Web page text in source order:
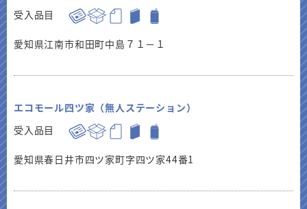
受入品目
愛知県江南市和田町中島７１－１
エコモール四ツ家（無人ステーション）
受入品目
愛知県春日井市四ツ家町字四ツ家44番1